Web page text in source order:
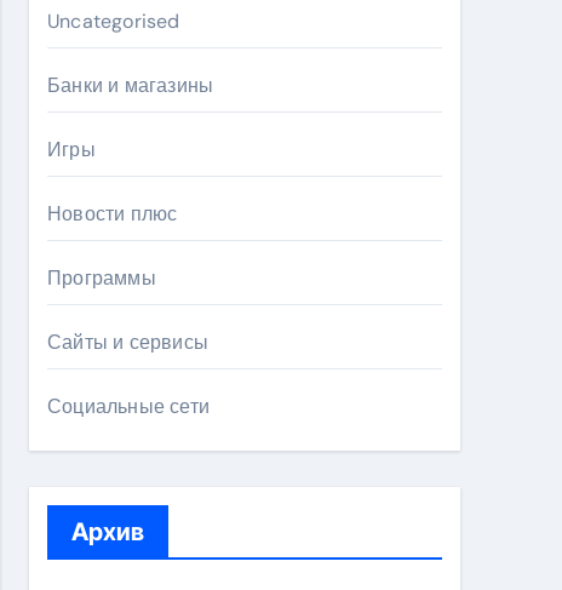
Uncategorised
Банки и магазины
Игры
Новости плюс
Программы
Сайты и сервисы
Социальные сети
Архив